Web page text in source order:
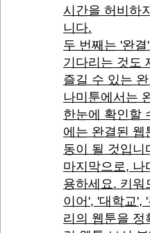
시간을 허비하
니다.
두 번째는 '완
기다리는 것도
즐길 수 있는
나미툰에서는
한눈에 확인할
에는 완결된 웹
동이 될 것입니
마지막으로, 나
용하세요. 키워
이어', '대학교',
리의 웹툰을 정